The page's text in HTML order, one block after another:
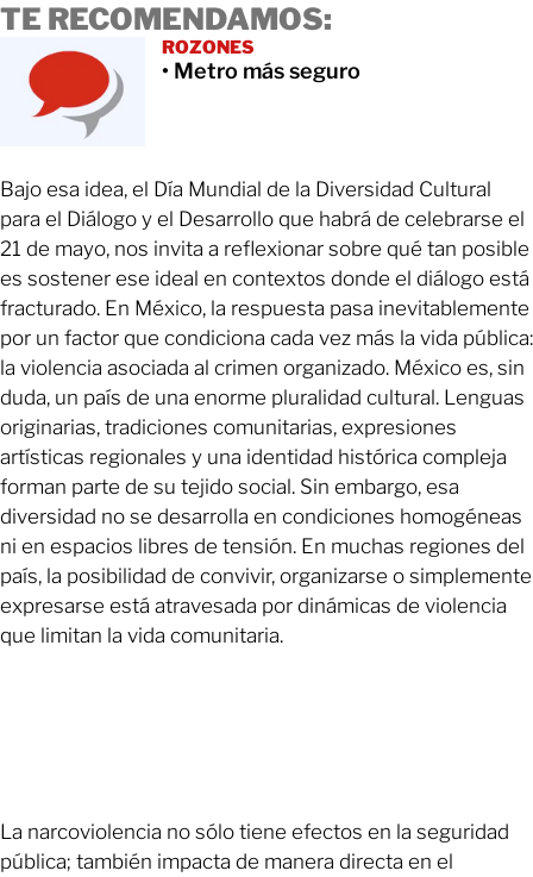
TE RECOMENDAMOS:
ROZONES
• Metro más seguro
Bajo esa idea, el Día Mundial de la Diversidad Cultural
para el Diálogo y el Desarrollo que habrá de celebrarse el
21 de mayo, nos invita a reflexionar sobre qué tan posible
es sostener ese ideal en contextos donde el diálogo está
fracturado. En México, la respuesta pasa inevitablemente
por un factor que condiciona cada vez más la vida pública:
la violencia asociada al crimen organizado. México es, sin
duda, un país de una enorme pluralidad cultural. Lenguas
originarias, tradiciones comunitarias, expresiones
artísticas regionales y una identidad histórica compleja
forman parte de su tejido social. Sin embargo, esa
diversidad no se desarrolla en condiciones homogéneas
ni en espacios libres de tensión. En muchas regiones del
país, la posibilidad de convivir, organizarse o simplemente
expresarse está atravesada por dinámicas de violencia
que limitan la vida comunitaria.
La narcoviolencia no sólo tiene efectos en la seguridad
pública; también impacta de manera directa en el